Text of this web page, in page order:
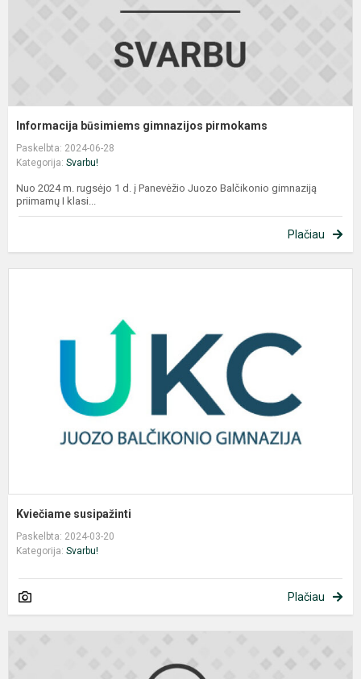
Informacija būsimiems gimnazijos pirmokams
Paskelbta: 2024-06-28
Kategorija: Svarbu!
Nuo 2024 m. rugsėjo 1 d. į Panevėžio Juozo Balčikonio gimnaziją
priimamų I klasi...
Plačiau
Kviečiame susipažinti
Paskelbta: 2024-03-20
Kategorija: Svarbu!
Plačiau